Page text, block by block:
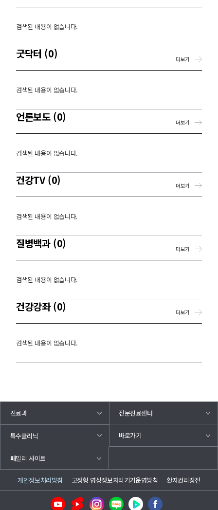
검색된 내용이 없습니다.
굿닥터 (0)
검색된 내용이 없습니다.
더보기
언론보도 (0)
검색된 내용이 없습니다.
더보기
건강TV (0)
검색된 내용이 없습니다.
더보기
질병백과 (0)
검색된 내용이 없습니다.
더보기
건강강좌 (0)
검색된 내용이 없습니다.
더보기
진료과 전문진료센터
특수클리닉 바로가기
패밀리 사이트
개인정보처리방침 고정형 영상정보처리기기운영방침 환자권리장전